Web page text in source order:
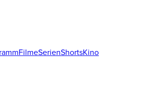
FilmeSerienShortsKino